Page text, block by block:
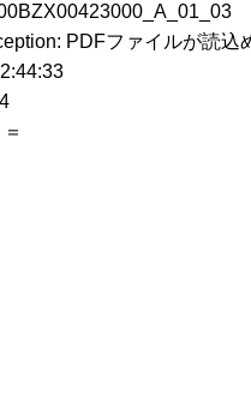
PDFファイルが読込